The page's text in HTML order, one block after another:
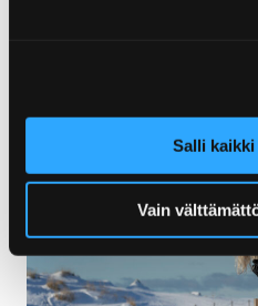
Salli kaikki
Vain